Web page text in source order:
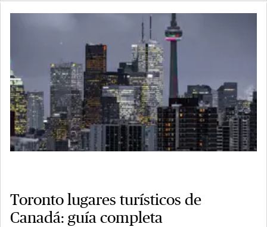
Toronto lugares turísticos de
Canadá: guía completa